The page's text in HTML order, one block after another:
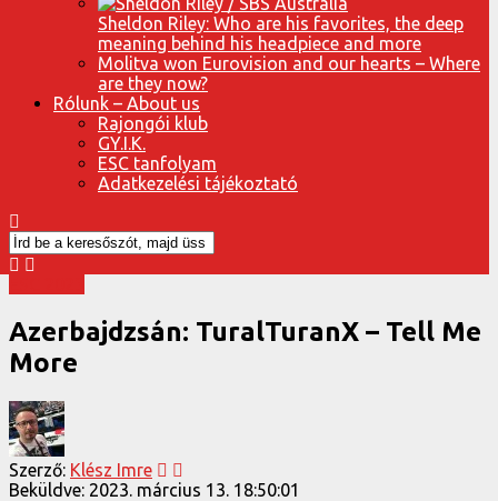
Sheldon Riley: Who are his favorites, the deep
meaning behind his headpiece and more
Molitva won Eurovision and our hearts – Where
are they now?
Rólunk – About us
Rajongói klub
GY.I.K.
ESC tanfolyam
Adatkezelési tájékoztató
Azerbajdzsán: TuralTuranX – Tell Me
More
Szerző: Klész Imre
Beküldve: 2023. március 13. 18:50:01